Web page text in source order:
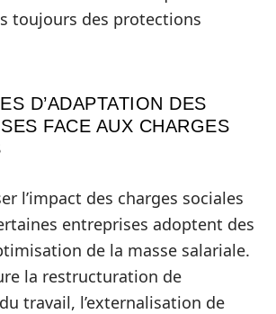
toujours des protections
D’ADAPTATION DES
FACE AUX CHARGES
l’impact des charges sociales
entreprises adoptent des
de la masse salariale.
la restructuration de
travail, l’externalisation de